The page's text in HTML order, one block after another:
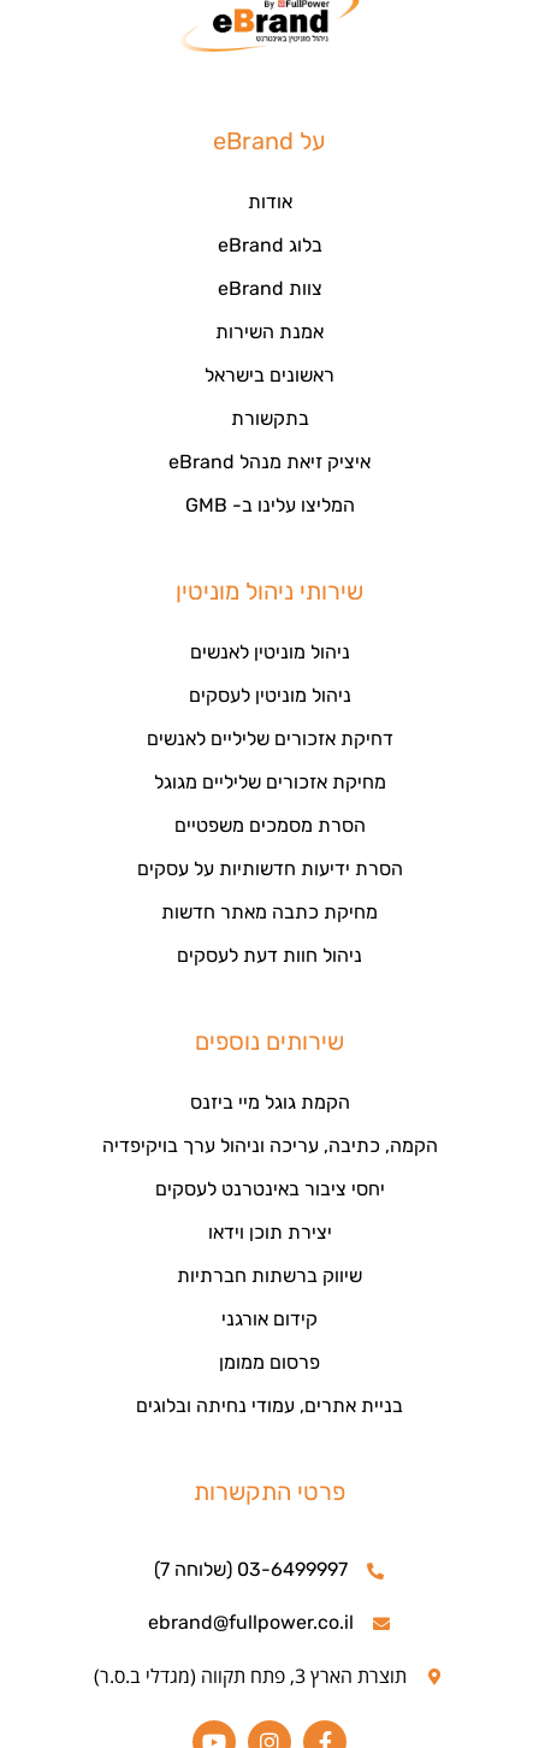
על eBrand
אודות
בלוג eBrand
צוות eBrand
אמנת השירות
ראשונים בישראל
בתקשורת
איציק זיאת מנהל eBrand
המליצו עלינו ב- GMB
שירותי ניהול מוניטין
ניהול מוניטין לאנשים
ניהול מוניטין לעסקים
דחיקת אזכורים שליליים לאנשים
מחיקת אזכורים שליליים מגוגל
הסרת מסמכים משפטיים
הסרת ידיעות חדשותיות על עסקים
מחיקת כתבה מאתר חדשות
ניהול חוות דעת לעסקים
שירותים נוספים
הקמת גוגל מיי ביזנס
הקמה, כתיבה, עריכה וניהול ערך בויקיפדיה
יחסי ציבור באינטרנט לעסקים
יצירת תוכן וידאו
שיווק ברשתות חברתיות
קידום אורגני
פרסום ממומן
בניית אתרים, עמודי נחיתה ובלוגים
פרטי התקשרות
03-6499997 (שלוחה 7)
ebrand@fullpower.co.il
תוצרת הארץ 3, פתח תקווה (מגדלי ב.ס.ר)